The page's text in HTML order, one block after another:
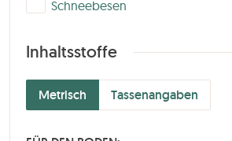
Schneebesen
Inhaltsstoffe
Metrisch Tassenangaben